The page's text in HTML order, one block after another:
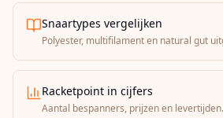
Snaartypes vergelijken
Polyester, multifilament en natural gut
Racketpoint in cijfers
Aantal bespanners, prijzen en levertijden.